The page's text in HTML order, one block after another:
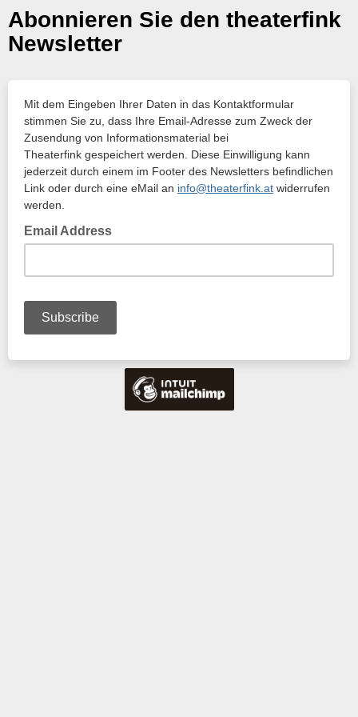
Abonnieren Sie den theaterfink
Newsletter
Mit dem Eingeben Ihrer Daten in das Kontaktformular
stimmen Sie zu, dass Ihre Email-Adresse zum Zweck der
Zusendung von Informationsmaterial bei
Theaterfink gespeichert werden. Diese Einwilligung kann
jederzeit durch einem im Footer des Newsletters befindlichen
Link oder durch eine eMail an info@theaterfink.at widerrufen
werden.
Email Address